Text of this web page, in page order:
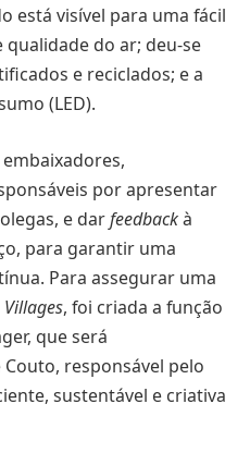
está visível para uma fácil
do ar; deu-se
e reciclados; e a
(LED).
por apresentar
e darfeedbackà
para garantir uma
Para assegurar uma
Villages, foi criada a função
que será
responsável pelo
sustentável e criativa